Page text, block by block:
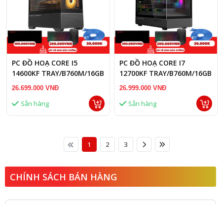
PC ĐỒ HOẠ CORE I5
14600KF TRAY/B760M/16GB
RAM/RTX 5060 8GB
26.699.000 VNĐ
Sẵn hàng
PC ĐỒ HOẠ CORE I7
12700KF TRAY/B760M/16GB
RAM/RTX 3060 12GB
26.999.000 VNĐ
Sẵn hàng
1 2 3
CHÍNH SÁCH BÁN HÀNG